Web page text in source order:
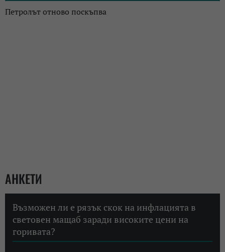
Петролът отново поскъпва
АНКЕТИ
Възможен ли е рязък скок на инфлацията в
световен мащаб заради високите цени на
горивата?